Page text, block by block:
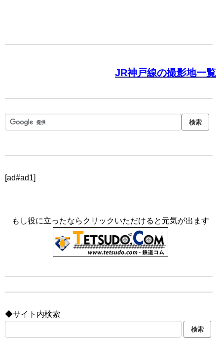
JR神戸線の撮影地一覧
[ad#ad1]
もし役に立ったならクリックいただけると元気が出ます
◆サイト内検索